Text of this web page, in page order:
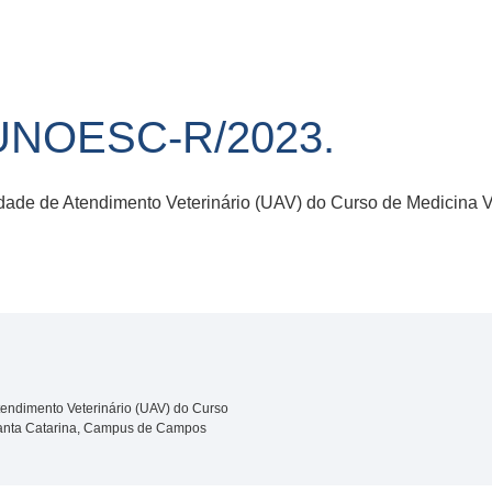
R/2023.
de Atendimento Veterinário (UAV) do Curso de Medicina
Veterinário (UAV) do Curso
Catarina, Campus de Campos